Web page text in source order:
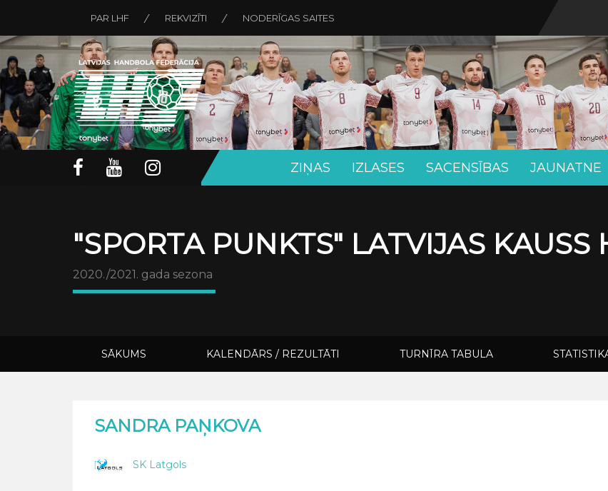
PAR LHF REKVIZĪTI NODERĪGAS SAITES
ZIŅAS IZLASES SACENSĪBAS JAUNATNE
"SPORTA PUNKTS" LATVIJAS
2020./2021. gada sezona
SĀKUMS KALENDĀRS / REZULTĀTI TURNĪRA TABULA
SANDRA PAŅKOVA
SK Latgols